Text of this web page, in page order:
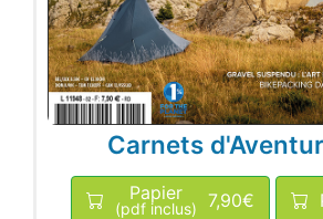
Carnets
Papier
(pdf inclus) 7,90€